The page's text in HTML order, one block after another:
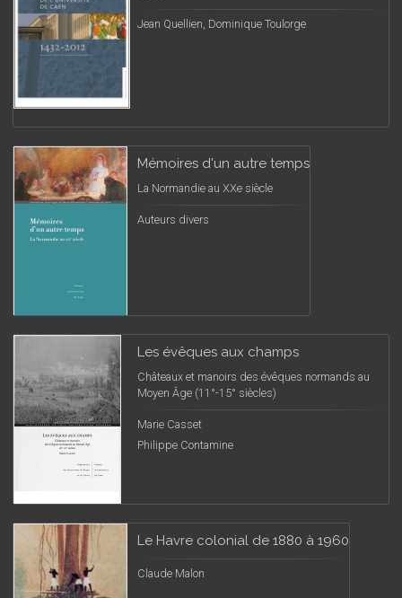
Jean Quellien, Dominique Toulorge
Mémoires d'un autre temps
La Normandie au XXe siècle
Auteurs divers
Les évêques aux champs
Châteaux et manoirs des évêques normands au
Moyen Âge (11°-15° siècles)
Marie Casset
Philippe Contamine
Le Havre colonial de 1880 à 1960
Claude Malon